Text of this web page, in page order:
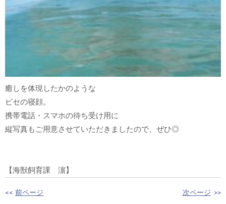
癒しを体現したかのような
ピセの寝顔。
携帯電話・スマホの待ち受け用に
縦写真もご用意させていただきましたので、ぜひ◎
【海獣飼育課 濵】
<< 前ページ 次ページ >>